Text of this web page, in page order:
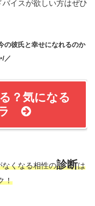
の彼氏と幸せになれるのか
／
？気になる
なくなる相性の診断は
！